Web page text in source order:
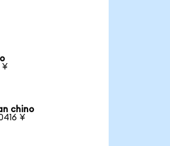
¥
chino
¥